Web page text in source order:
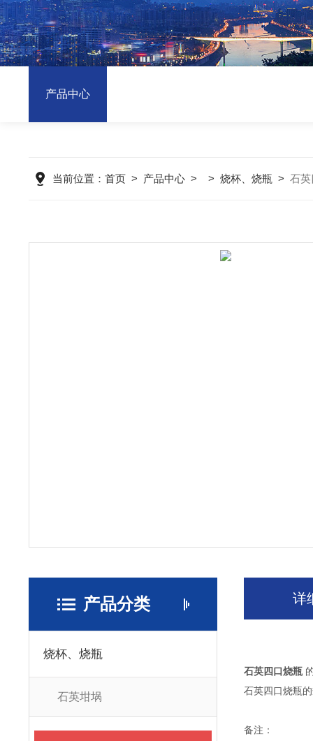
产品中心
当前位置： 首页> 产品中心> > 烧杯、烧瓶 > 石
产品分类
烧杯、烧瓶
石英坩埚
详
石英四口烧瓶
石英四口烧瓶
备注：